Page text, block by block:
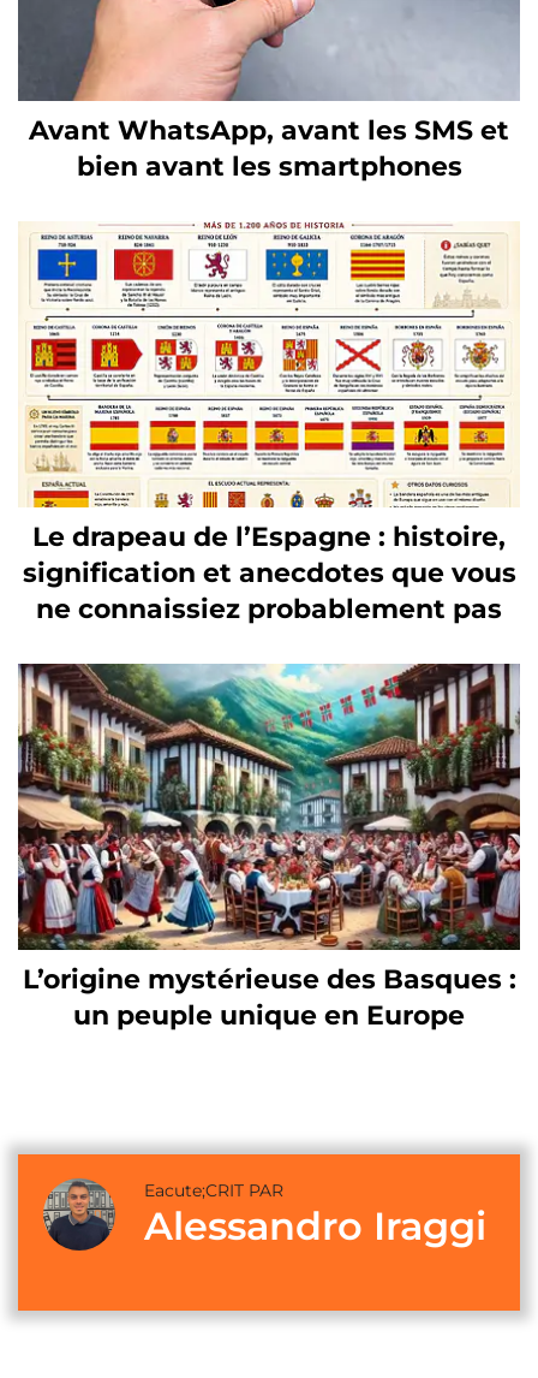
Avant WhatsApp, avant les SMS et
bien avant les smartphones
Le drapeau de l’Espagne : histoire,
signification et anecdotes que vous
ne connaissiez probablement pas
L’origine mystérieuse des Basques :
un peuple unique en Europe
Eacute;CRIT PAR
Alessandro Iraggi